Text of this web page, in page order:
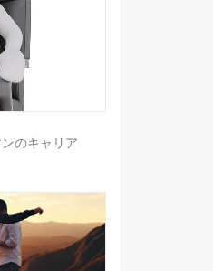
のキャリア